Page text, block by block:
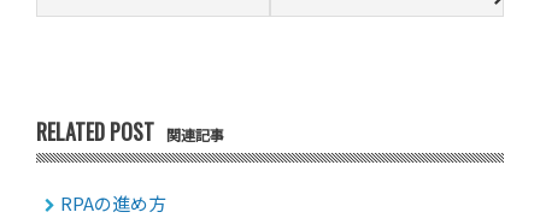
RELATED POST 関連記事
RPAの進め方